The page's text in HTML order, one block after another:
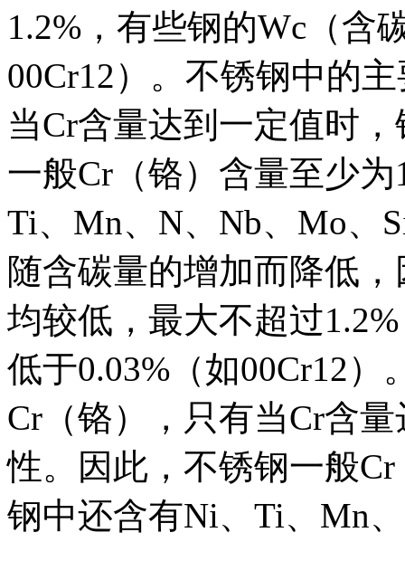
1.2%，有些钢的Wc（含
00Cr12）。不锈钢中的
当Cr含量达到一定值时
一般Cr（铬）含量至少
Ti、Mn、N、Nb、Mo、
随含碳量的增加而降低
均较低，最大不超过
低于0.03%（如00Cr12
Cr（铬），只有当Cr含
性。因此，不锈钢一般
钢中还含有Ni、Ti、Mn